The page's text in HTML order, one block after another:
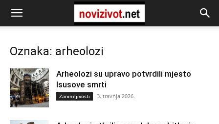
Oznaka: arheolozi
Arheolozi su upravo potvrdili mjesto
Isusove smrti
Zanimljivosti 3. travnja 2026.